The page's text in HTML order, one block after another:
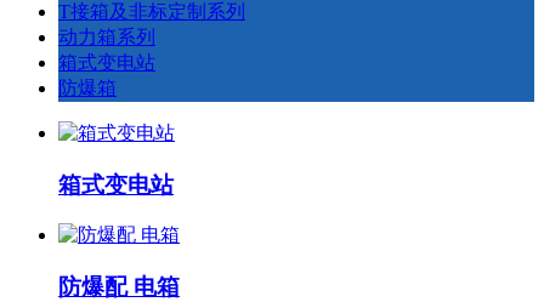
T接箱及非标定制系列
动力箱系列
箱式变电站
防爆箱
箱式变电站
防爆配 电箱